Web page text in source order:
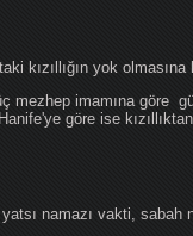
kızıllığın yok
imamına göre
göre ise
namazı vakti,